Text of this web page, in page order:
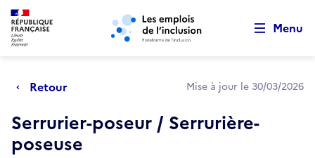
Aller au menu principal Aller au contenu principal
Menu
Retour Mise à jour le 30/03/2026
Serrurier-poseur / Serrurière-
poseuse
Retour au début de la page
Panneau de gestion des cookies